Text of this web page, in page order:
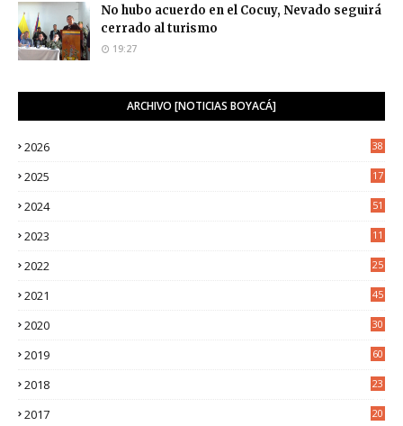
No hubo acuerdo en el Cocuy, Nevado seguirá
cerrado al turismo
19:27
ARCHIVO [NOTICIAS BOYACÁ]
2026 38
2025
17
2024 51
2023
11
2022
25
2021
45
2020
30
2019 60
2018
23
2017
20